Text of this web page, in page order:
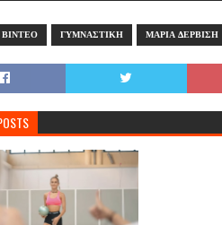
ΒΙΝΤΕΟ ΓΥΜΝΑΣΤΙΚΗ ΜΑΡΙΑ ΔΕΡΒΙΣΗ